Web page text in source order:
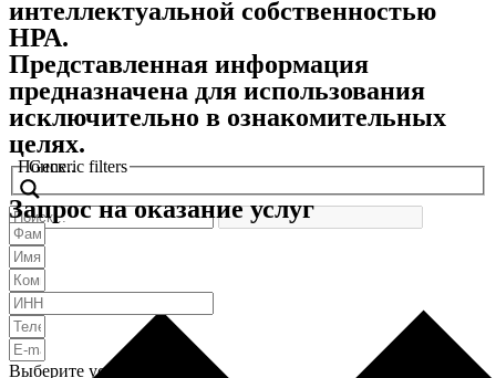
интеллектуальной собственностью
НРА.
Представленная информация
предназначена для использования
исключительно в ознакомительных
целях.
Поиск..
Generic filters
Запрос на оказание услуг
Выберите услугу